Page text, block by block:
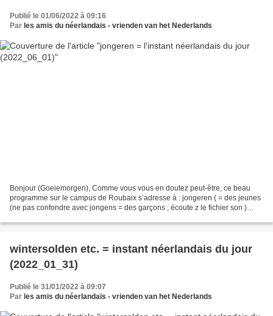
Publié le 01/06/2022 à 09:16
Par les amis du néerlandais - vrienden van het Nederlands
Bonjour (Goeiemorgen), Comme vous vous en doutez peut-être, ce beau
programme sur le campus de Roubaix s’adresse à : jongeren ( = des jeunes
(ne pas confondre avec jongens = des garçons ; écoute z le fichier son )
wintersolden etc. = instant néerlandais du jour
(2022_01_31)
Publié le 31/01/2022 à 09:07
Par les amis du néerlandais - vrienden van het Nederlands